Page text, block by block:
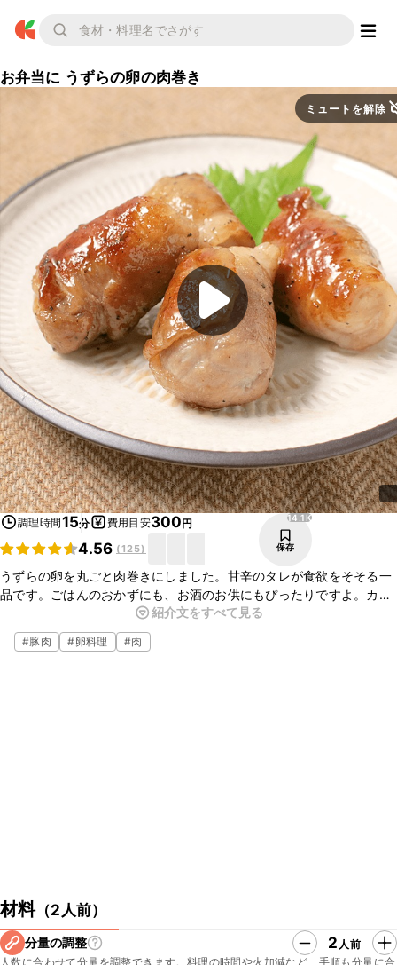
お弁当に うずらの卵の肉巻き
ミュートを解除
調理時間15分 費用目安300円
4.56 (125)
14.1K
保存
うずらの卵を丸ごと肉巻きにしました。甘辛のタレが食欲をそそる一
品です。ごはんのおかずにも、お酒のお供にもぴったりですよ。カッ
トすれば見た目もかわいらしくなるので、お弁当に入れてもおすすめ
ですよ。ぜひお試しください。
紹介文をすべて見る
#豚肉 #卵料理 #肉
材料（2人前）
分量の調整 2 人前
人数に合わせて分量を調整できます。料理の時間や火加減など、手順も分量に合